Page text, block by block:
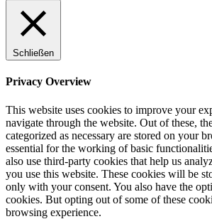
Schließen
Privacy Overview
This website uses cookies to improve your
navigate through the website. Out of these,
categorized as necessary are stored on your
essential for the working of basic
also use third-party cookies that help us
you use this website. These cookies will be
only with your consent. You also have the
cookies. But opting out of some of these
browsing experience.